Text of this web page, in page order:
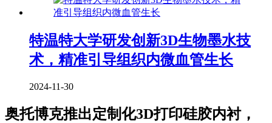
特温特大学研发创新3D生物墨水技
术，精准引导组织内微血管生长
2024-11-30
奥托博克推出定制化3D打印硅胶内衬，